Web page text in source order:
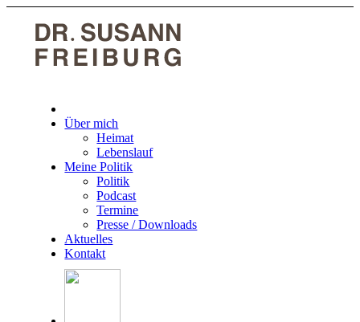
Über mich
Heimat
Lebenslauf
Meine Politik
Politik
Podcast
Termine
Presse / Downloads
Aktuelles
Kontakt